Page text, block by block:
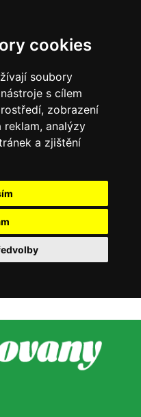
cookies
soubory
s cílem
zobrazení
reklam, analýzy
a zjištění